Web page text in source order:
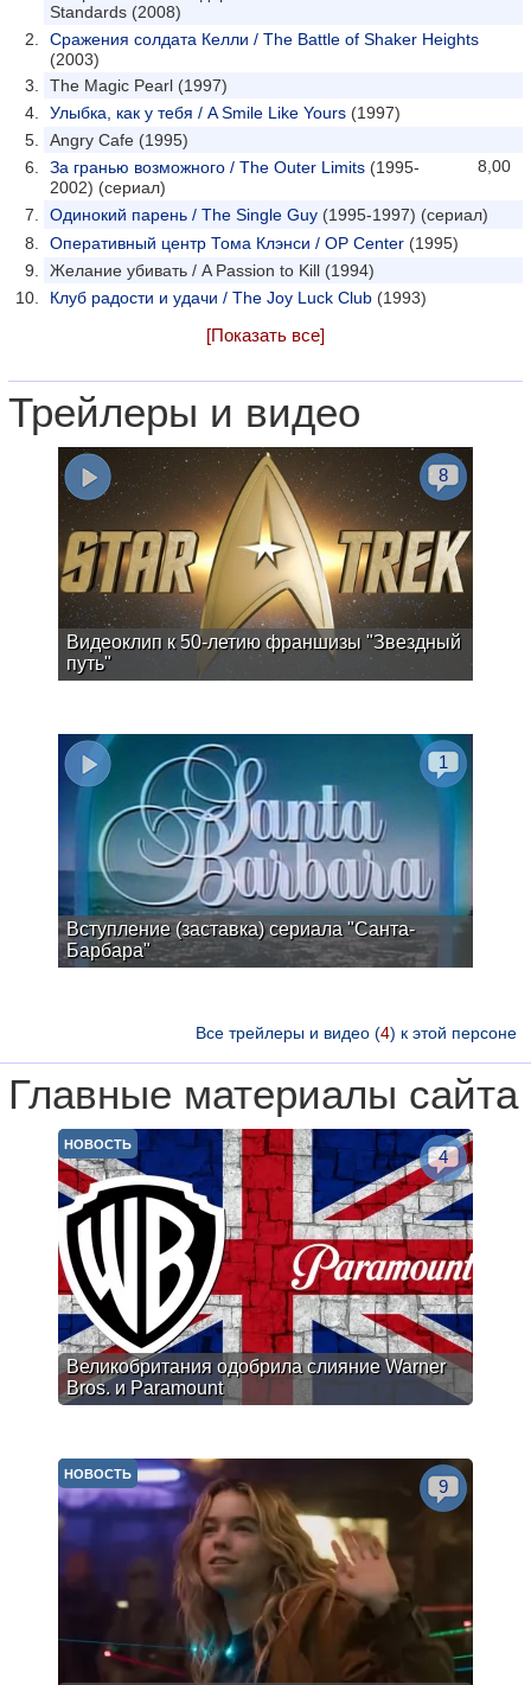
Standards (2008)
Сражения солдата Келли / The Battle of Shaker Heights
(2003)
The Magic Pearl (1997)
Улыбка, как у тебя / A Smile Like Yours (1997)
Angry Cafe (1995)
8,00
За гранью возможного / The Outer Limits (1995-
2002) (сериал)
Одинокий парень / The Single Guy (1995-1997) (сериал)
Оперативный центр Тома Клэнси / OP Center (1995)
Желание убивать / A Passion to Kill (1994)
Клуб радости и удачи / The Joy Luck Club (1993)
[Показать все]
Трейлеры и видео
Видеоклип к 50-летию франшизы "Звездный
путь"
8
Вступление (заставка) сериала "Санта-
Барбара"
1
Все трейлеры и видео (4) к этой персоне
Главные материалы сайта
Великобритания одобрила слияние Warner
Bros. и Paramount
НОВОСТЬ
4
НОВОСТЬ
9